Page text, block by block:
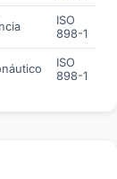
ISO
898-1
ISO
898-1